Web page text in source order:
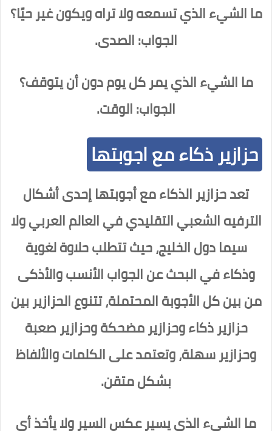
ما الشيء الذي تسمعه ولا تراه ويكون غير حيًا؟
الجواب: الصدى.
ما الشيء الذي يمر كل يوم دون أن يتوقف؟
الجواب: الوقت.
حزازير ذكاء مع اجوبتها
تعد حزازير الذكاء مع أجوبتها إحدى أشكال
الترفيه الشعبي التقليدي في العالم العربي ولا
سيما دول الخليج، حيث تتطلب حلاوة لغوية
وذكاء في البحث عن الجواب الأنسب والأذكى
من بين كل الأجوبة المحتملة، تتنوع الحزازير بين
حزازير ذكاء وحزازير مضحكة وحزازير صعبة
وحزازير سهلة، وتعتمد على الكلمات والألفاظ
بشكل متقن.
ما الشيء الذي يسير عكس السير ولا يأخذ أي